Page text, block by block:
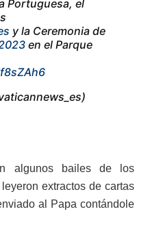
Portuguesa, el
y la Ceremonia de
en el Parque
algunos bailes de los
extractos de cartas
al Papa contándole